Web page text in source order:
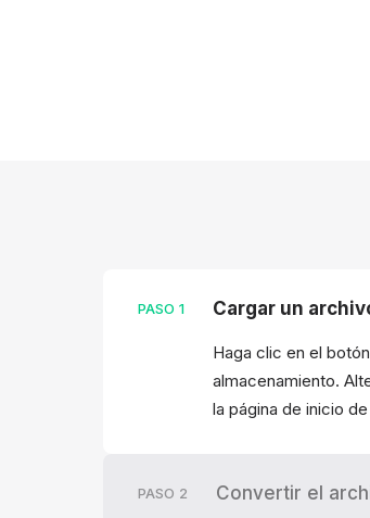
PASO 1 Cargar un
Haga clic en el
almacenamiento.
la página de inicio
PASO 2 Convertir el